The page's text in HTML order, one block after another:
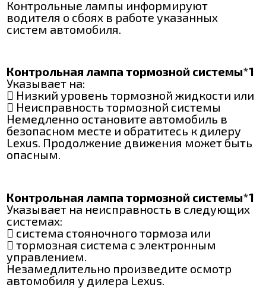
Контрольные лампы информируют
водителя о сбоях в работе указанных
систем автомобиля.
Контрольная лампа тормозной системы*1
Указывает на:
 Низкий уровень тормозной жидкости или
 Неисправность тормозной системы
Немедленно остановите автомобиль в
безопасном месте и обратитесь к дилеру
Lexus. Продолжение движения может быть
опасным.
Контрольная лампа тормозной системы*1
Указывает на неисправность в следующих
системах:
 система стояночного тормоза или
 тормозная система с электронным
управлением.
Незамедлительно произведите осмотр
автомобиля у дилера Lexus.